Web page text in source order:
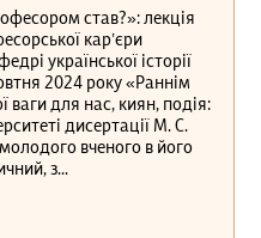
став?»: лекція
кар’єри
української історії
2024 року «Раннім
ваги для нас, киян, подія:
дисертації М. С.
вченого в його
з...